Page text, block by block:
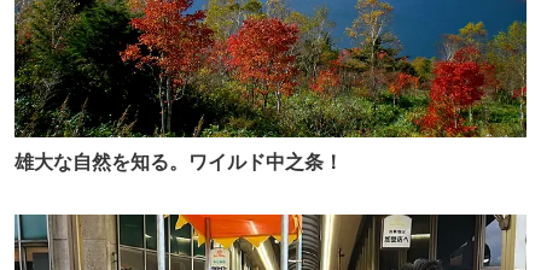
雄大な自然を知る。ワイルド中之条！